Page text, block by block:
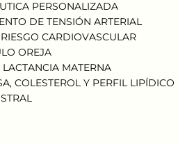
PERSONALIZADA
DE TENSIÓN ARTERIAL
CARDIOVASCULAR
OREJA
MATERNA
COLESTEROL Y PERFIL LIPÍDICO